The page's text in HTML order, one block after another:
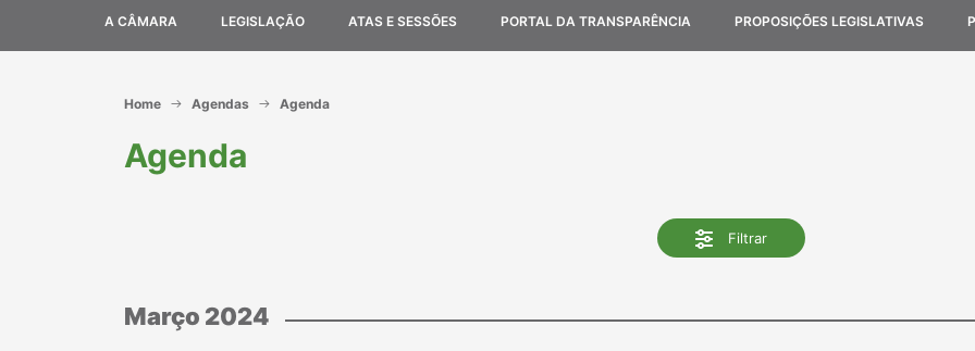
A CÂMARA LEGISLAÇÃO ATAS E SESSÕES PORTAL DA TRANSPARÊNCIA PROPOSIÇÕES LEGISLATIVAS
Home Agendas Agenda
Agenda
Filtrar
Março 2024